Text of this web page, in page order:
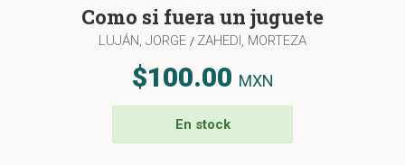
Como si fuera un juguete
LUJÁN, JORGE / ZAHEDI, MORTEZA
$100.00 MXN
En stock